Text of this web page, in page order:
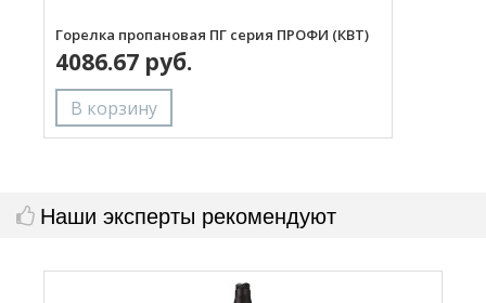
Горелка пропановая ПГ серия ПРОФИ (КВТ)
4086.67 руб.
Наши эксперты рекомендуют